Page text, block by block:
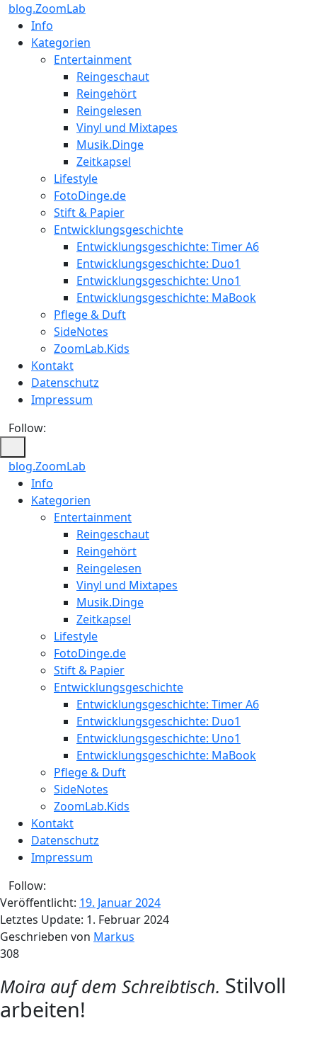
blog.ZoomLab
Info
Kategorien
Entertainment
Reingeschaut
Reingehört
Reingelesen
Vinyl und Mixtapes
Musik.Dinge
Zeitkapsel
Lifestyle
FotoDinge.de
Stift & Papier
Entwicklungsgeschichte
Entwicklungsgeschichte: Timer A6
Entwicklungsgeschichte: Duo1
Entwicklungsgeschichte: Uno1
Entwicklungsgeschichte: MaBook
Pflege & Duft
SideNotes
ZoomLab.Kids
Kontakt
Datenschutz
Impressum
Follow:
blog.ZoomLab
Info
Kategorien
Entertainment
Reingeschaut
Reingehört
Reingelesen
Vinyl und Mixtapes
Musik.Dinge
Zeitkapsel
Lifestyle
FotoDinge.de
Stift & Papier
Entwicklungsgeschichte
Entwicklungsgeschichte: Timer A6
Entwicklungsgeschichte: Duo1
Entwicklungsgeschichte: Uno1
Entwicklungsgeschichte: MaBook
Pflege & Duft
SideNotes
ZoomLab.Kids
Kontakt
Datenschutz
Impressum
Follow:
Veröffentlicht: 19. Januar 2024
Letztes Update: 1. Februar 2024
Geschrieben von Markus
308
Moira auf dem Schreibtisch. Stilvoll
arbeiten!